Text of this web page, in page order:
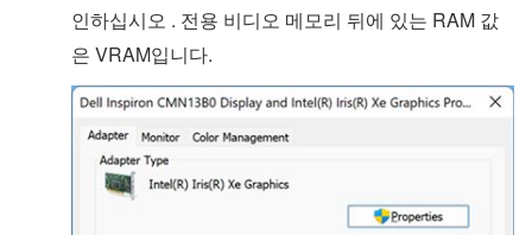
인하십시오 . 전용 비디오 메모리 뒤에 있는 RAM 값
은 VRAM입니다.